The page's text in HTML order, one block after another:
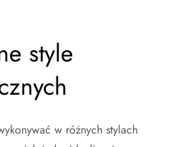
style
w różnych stylach